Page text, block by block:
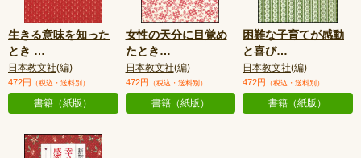
生きる意味を知った
とき …
日本教文社(編)
472円 （税込・送料別）
書籍（紙版）
女性の天分に目覚め
たとき…
日本教文社(編)
472円 （税込・送料別）
書籍（紙版）
困難な子育てが感動
と喜び…
日本教文社(編)
472円 （税込・送料別）
書籍（紙版）